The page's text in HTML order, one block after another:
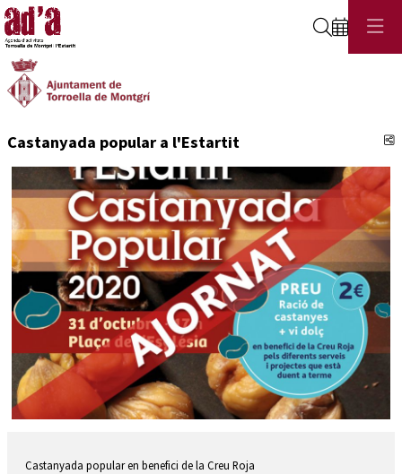
Cerca
Castanyada popular a l'Estartit
Castanyada popular en benefici de la Creu Roja